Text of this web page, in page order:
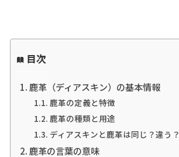
目次
鹿革（ディアスキン）の基本情報
鹿革の定義と特徴
鹿革の種類と用途
ディアスキンと鹿革は同じ？違う？
鹿革の言葉の意味